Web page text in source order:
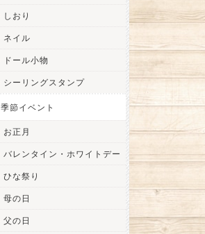
しおり
ネイル
ドール小物
シーリングスタンプ
季節イベント
お正月
バレンタイン・ホワイトデー
ひな祭り
母の日
父の日